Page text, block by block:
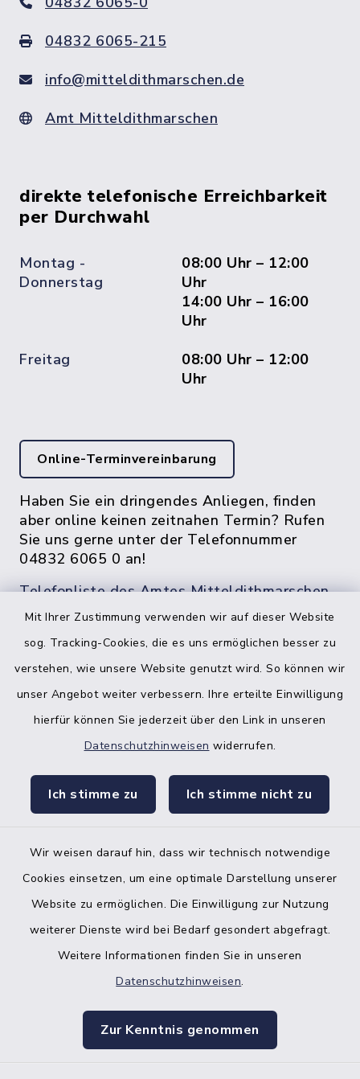
Mit Ihrer Zustimmung verwenden wir auf dieser Website
sog. Tracking-Cookies, die es uns ermöglichen besser zu
verstehen, wie unsere Website genutzt wird. So können wir
unser Angebot weiter verbessern. Ihre erteilte Einwilligung
hierfür können Sie jederzeit über den Link in unseren
Datenschutzhinweisen widerrufen.
Ich stimme zu Ich stimme nicht zu
Wir weisen darauf hin, dass wir technisch notwendige
Cookies einsetzen, um eine optimale Darstellung unserer
Website zu ermöglichen. Die Einwilligung zur Nutzung
weiterer Dienste wird bei Bedarf gesondert abgefragt.
Weitere Informationen finden Sie in unseren
Datenschutzhinweisen.
Zur Kenntnis genommen
04832 6065-215
info@mitteldithmarschen.de
Amt Mitteldithmarschen
direkte telefonische Erreichbarkeit
per Durchwahl
Montag -
Donnerstag
08:00 Uhr – 12:00
Uhr
14:00 Uhr – 16:00
Uhr
Freitag
08:00 Uhr – 12:00
Uhr
Online-Terminvereinbarung
Haben Sie ein dringendes Anliegen, finden
aber online keinen zeitnahen Termin? Rufen
Sie uns gerne unter der Telefonnummer
04832 6065 0 an!
Telefonliste des Amtes Mitteldithmarschen
facebook
Bankverbindung der Amtskasse
Barrierefreiheit